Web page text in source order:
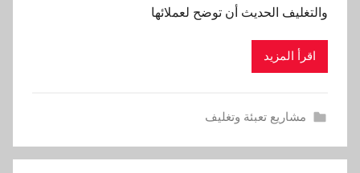
والتغليف الحديث أن توضح لعملائها
اقرأ المزيد
مشاريع تعبئة وتغليف